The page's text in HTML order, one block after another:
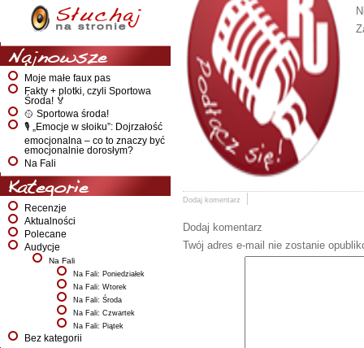
Najnowsze
Moje małe faux pas
Fakty + plotki, czyli Sportowa
Środa! 🏅
🥎 Sportowa środa!
🎙️ „Emocje w słoiku”: Dojrzałość
emocjonalna – co to znaczy być
emocjonalnie dorosłym?
Na Fali
Kategorie
Recenzje
Aktualności
Polecane
Audycje
Na Fali
Na Fali: Poniedziałek
Na Fali: Wtorek
Na Fali: Środa
Na Fali: Czwartek
Na Fali: Piątek
Bez kategorii
Dodaj komentarz
Dodaj komentarz
Twój adres e-mail nie zostanie